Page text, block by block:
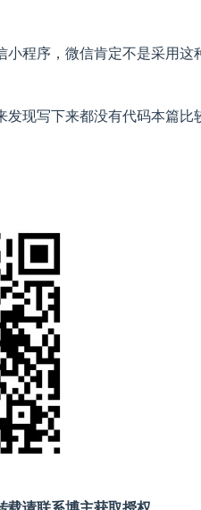
小程序，微信肯定不是采用
发现写下来都没有代码本篇